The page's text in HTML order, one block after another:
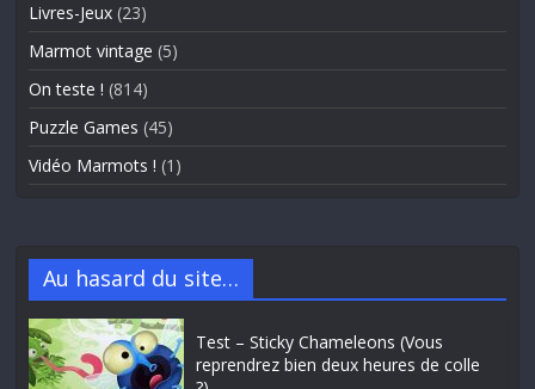
Livres-Jeux (23)
Marmot vintage (5)
On teste ! (814)
Puzzle Games (45)
Vidéo Marmots ! (1)
Au hasard du site…
Test – Sticky Chameleons (Vous
reprendrez bien deux heures de colle